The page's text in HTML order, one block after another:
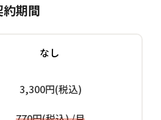
期間
なし
3,300円(税込)